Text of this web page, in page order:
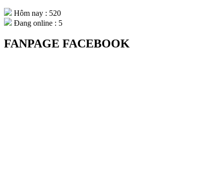
Hôm nay : 520
Đang online : 5
FANPAGE FACEBOOK